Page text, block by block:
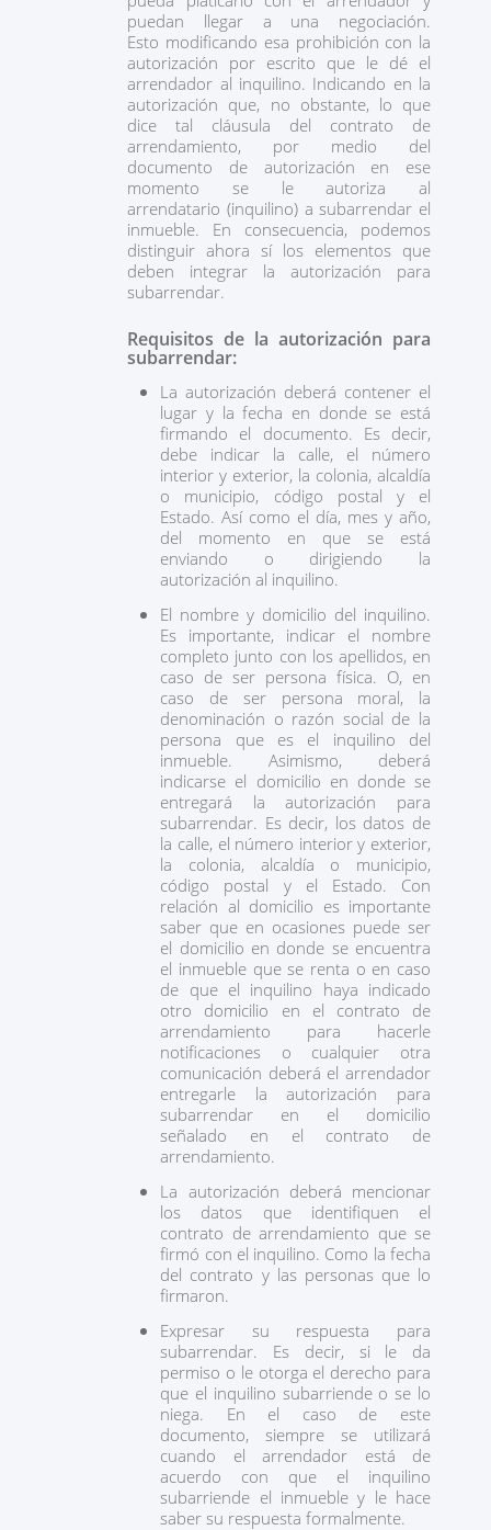
puedan llegar a una negociación.
Esto modificando esa prohibición con la
autorización por escrito que le dé el
arrendador al inquilino. Indicando en la
autorización que, no obstante, lo que
dice tal cláusula del contrato de
arrendamiento, por medio del
documento de autorización en ese
momento se le autoriza al
arrendatario (inquilino) a subarrendar el
inmueble. En consecuencia, podemos
distinguir ahora sí los elementos que
deben integrar la autorización para
subarrendar.
Requisitos de la autorización para
subarrendar:
La autorización deberá contener el
lugar y la fecha en donde se está
firmando el documento. Es decir,
debe indicar la calle, el número
interior y exterior, la colonia, alcaldía
o municipio, código postal y el
Estado. Así como el día, mes y año,
del momento en que se está
enviando o dirigiendo la
autorización al inquilino.
El nombre y domicilio del inquilino.
Es importante, indicar el nombre
completo junto con los apellidos, en
caso de ser persona física. O, en
caso de ser persona moral, la
denominación o razón social de la
persona que es el inquilino del
inmueble. Asimismo, deberá
indicarse el domicilio en donde se
entregará la autorización para
subarrendar. Es decir, los datos de
la calle, el número interior y exterior,
la colonia, alcaldía o municipio,
código postal y el Estado. Con
relación al domicilio es importante
saber que en ocasiones puede ser
el domicilio en donde se encuentra
el inmueble que se renta o en caso
de que el inquilino haya indicado
otro domicilio en el contrato de
arrendamiento para hacerle
notificaciones o cualquier otra
comunicación deberá el arrendador
entregarle la autorización para
subarrendar en el domicilio
señalado en el contrato de
arrendamiento.
La autorización deberá mencionar
los datos que identifiquen el
contrato de arrendamiento que se
firmó con el inquilino. Como la fecha
del contrato y las personas que lo
firmaron.
Expresar su respuesta para
subarrendar. Es decir, si le da
permiso o le otorga el derecho para
que el inquilino subarriende o se lo
niega. En el caso de este
documento, siempre se utilizará
cuando el arrendador está de
acuerdo con que el inquilino
subarriende el inmueble y le hace
saber su respuesta formalmente.